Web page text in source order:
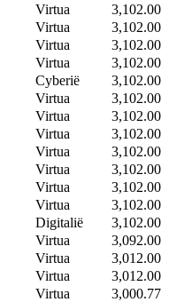
Virtua
3,102.00
Virtua
3,102.00
Virtua
3,102.00
Virtua
3,102.00
Cyberië
3,102.00
Virtua
3,102.00
Virtua
3,102.00
Virtua
3,102.00
Virtua
3,102.00
Virtua
3,102.00
Virtua
3,102.00
Virtua
3,102.00
Digitalië
3,102.00
Virtua
3,092.00
Virtua
3,012.00
Virtua
3,012.00
Virtua
3,000.77